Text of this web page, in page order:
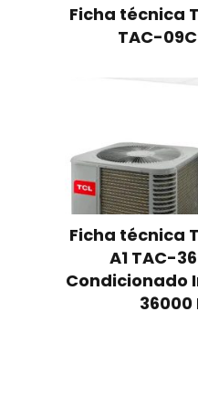
Ficha técnica
TAC-
Ficha técnica
A1 TAC-
Condicionado
36000